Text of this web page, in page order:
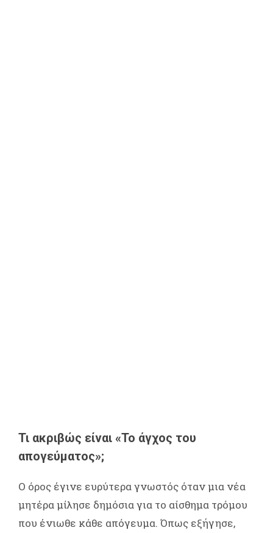
Τι ακριβώς είναι «Το άγχος του
απογεύματος»;
Ο όρος έγινε ευρύτερα γνωστός όταν μια νέα
μητέρα μίλησε δημόσια για το αίσθημα τρόμου
που ένιωθε κάθε απόγευμα. Όπως εξήγησε,